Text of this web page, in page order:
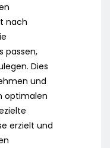
nach
passen,
Dies
und
optimalen
erzielt und